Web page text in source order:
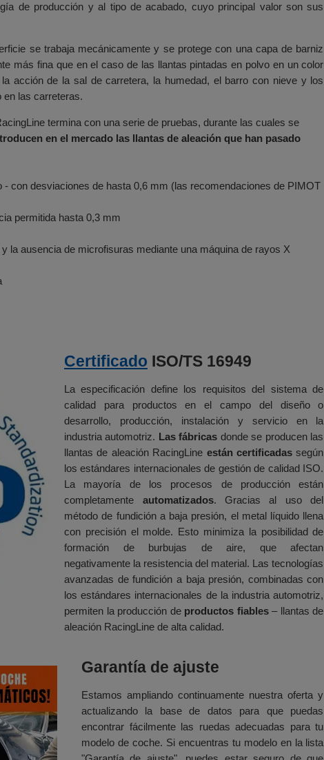
de producción y al tipo de acabado, cuyo principal valor son sus
se trabaja mecánicamente y se protege con una capa de barniz
más fina que en el caso de las llantas pintadas en polvo en un color
acción de la sal de carretera, la humedad, el barro con nieve y los
en las carreteras.
termina con una serie de pruebas, durante las cuales se
en el mercado las llantas de aleación que han pasado
- con desviaciones de hasta 0,6 mm (las recomendaciones de PIMOT
permitida hasta 0,3 mm
la ausencia de microfisuras mediante una máquina de rayos X
Certificado ISO/TS 16949
La especificación define los requisitos del sistema de
calidad para productos en el campo del diseño o
desarrollo, producción, instalación y servicio en la
industria automotriz. Las fábricas donde se producen las
llantas de aleación RacingLine están certificadas según
los estándares internacionales de gestión de calidad ISO.
La mayoría de los procesos de producción están
completamente automatizados. Gracias al uso del
método de fundición a baja presión, el metal líquido llena
con precisión el molde. Esto minimiza la posibilidad de
formación de burbujas de aire, que afectan
negativamente la resistencia del material. Las tecnologías
avanzadas de fundición a baja presión, combinadas con
los estándares internacionales de la industria automotriz,
permiten la producción de productos fiables– llantas de
aleación RacingLine de alta calidad.
Garantía de ajuste
Estamos ampliando continuamente nuestra oferta y
actualizando la base de datos para que puedas
encontrar fácilmente las ruedas adecuadas para tu
modelo de coche. Si encuentras tu modelo en la lista